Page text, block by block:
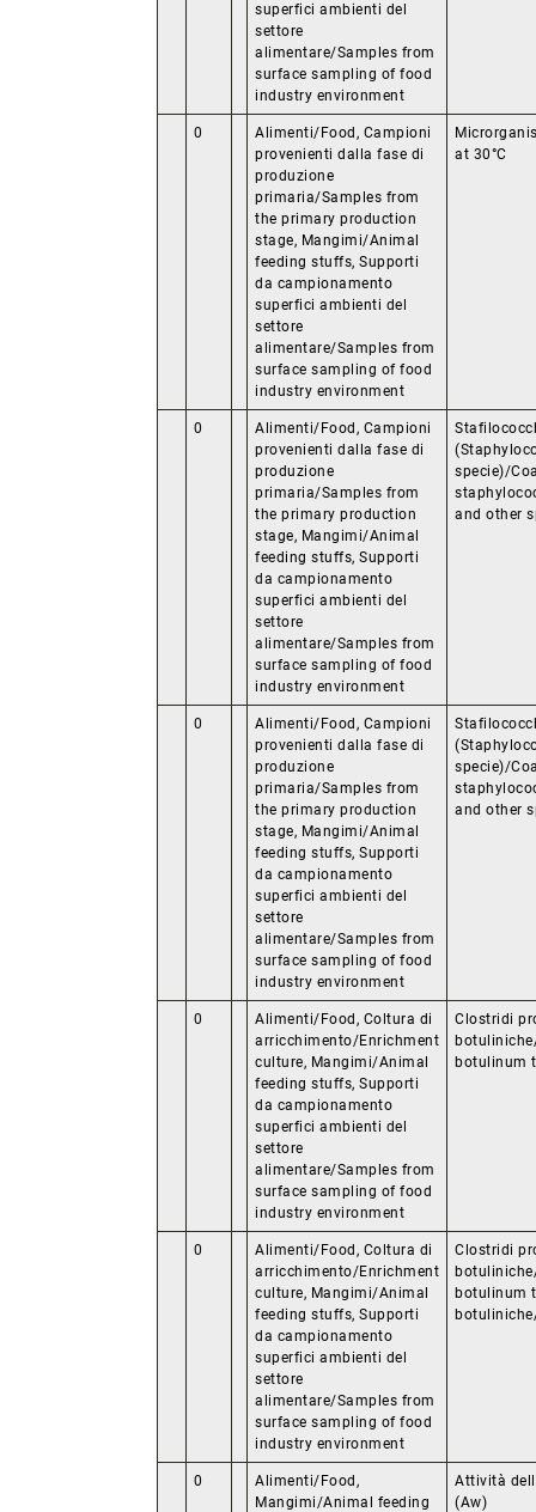
superfici ambienti del
settore
alimentare/Samples from
surface sampling of food
industry environment
0
Alimenti/Food, Campioni
provenienti dalla fase di
produzione
primaria/Samples from
the primary production
stage, Mangimi/Animal
feeding stuffs, Supporti
da campionamento
superfici ambienti del
settore
alimentare/Samples from
surface sampling of food
industry environment
at 30°C
0
Alimenti/Food, Campioni
provenienti dalla fase di
produzione
primaria/Samples from
the primary production
stage, Mangimi/Animal
feeding stuffs, Supporti
da campionamento
superfici ambienti del
settore
alimentare/Samples from
surface sampling of food
industry environment
specie)/
and other
0
Alimenti/Food, Campioni
provenienti dalla fase di
produzione
primaria/Samples from
the primary production
stage, Mangimi/Animal
feeding stuffs, Supporti
da campionamento
superfici ambienti del
settore
alimentare/Samples from
surface sampling of food
industry environment
specie)/
and other
0
Alimenti/Food, Coltura di
arricchimento/Enrichment
culture, Mangimi/Animal
feeding stuffs, Supporti
da campionamento
superfici ambienti del
settore
alimentare/Samples from
surface sampling of food
industry environment
Clostridi
botulinum
0
Alimenti/Food, Coltura di
arricchimento/Enrichment
culture, Mangimi/Animal
feeding stuffs, Supporti
da campionamento
superfici ambienti del
settore
alimentare/Samples from
surface sampling of food
industry environment
Clostridi
botulinum
0
Alimenti/Food,
Mangimi/Animal feeding
Attività
(Aw)